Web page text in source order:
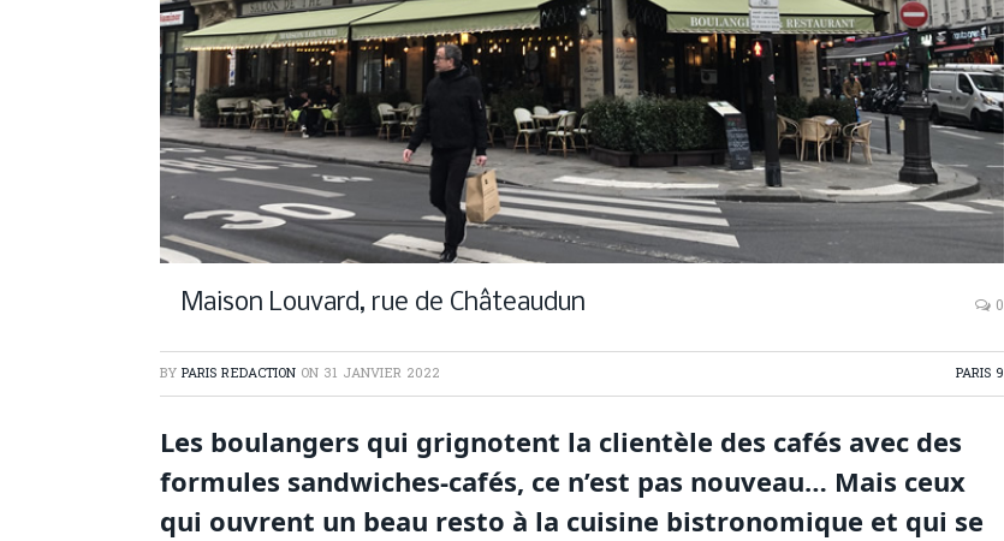
Maison Louvard, rue de Châteaudun 0
BY PARIS REDACTION ON 31 JANVIER 2022 PARIS 9
Les boulangers qui grignotent la clientèle des cafés avec des
formules sandwiches-cafés, ce n’est pas nouveau… Mais ceux
qui ouvrent un beau resto à la cuisine bistronomique et qui se